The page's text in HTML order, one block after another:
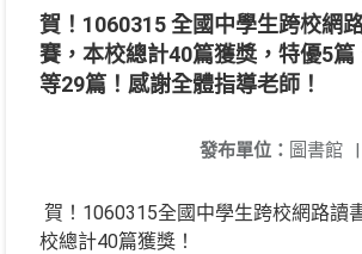
賀！1060315 全國中學生跨校網
賽，本校總計40篇獲獎，特優5篇
等29篇！感謝全體指導老師！
發布單位： 圖書館 |
賀！1060315全國中學生跨校網路讀
校總計40篇獲獎！